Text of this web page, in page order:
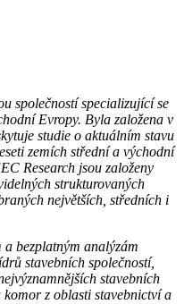
společností specializující se
Evropy. Byla založena v
studie o aktuálním stavu
zemích střední a východní
Research jsou založeny
strukturovaných
největších, středních i
bezplatným analýzám
stavebních společností,
stavebních
komor z oblasti stavebnictví a